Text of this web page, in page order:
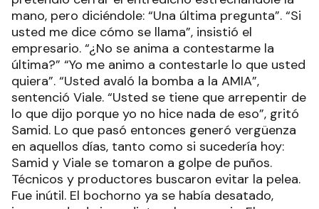
mano, pero diciéndole: “Una última pregunta”. “Si
usted me dice cómo se llama”, insistió el
empresario. “¿No se anima a contestarme la
última?” “Yo me animo a contestarle lo que usted
quiera”. “Usted avaló la bomba a la AMIA”,
sentenció Viale. “Usted se tiene que arrepentir de
lo que dijo porque yo no hice nada de eso”, gritó
Samid. Lo que pasó entonces generó vergüenza
en aquellos días, tanto como si sucedería hoy:
Samid y Viale se tomaron a golpe de puños.
Técnicos y productores buscaron evitar la pelea.
Fue inútil. El bochorno ya se había desatado,